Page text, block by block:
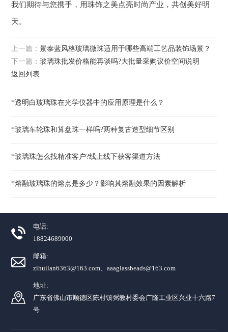
我们期待与您携手，用珠饰之美点亮时尚产业，共创美好明
天。
上一篇：景泰蓝风格玻璃微珠适用于哪些高端工艺品装饰场景？
返回列表
下一篇：玻璃珠批发价格能再谈吗?大批量采购议价空间说明
*透明白玻璃珠在光学仪器中的应用原理是什么？
*玻璃车轮珠和算盘珠一样吗?两种复古造型细节区别
*玻璃珠怎么找精准客户?线上线下获客渠道方法
*熔融玻璃珠的熔点是多少？影响其熔融效果的因素解析
电话:
18824689000
邮箱:
zihuilan6363@163.com、aaaglassbeads@163.com
地址:
广东省佛山市顺德区陈村镇弼教村委会广隆工业区兴业十六路7
号